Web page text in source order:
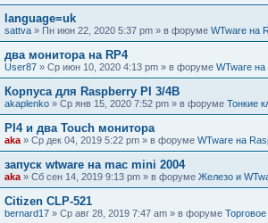
language=uk
sattva » Пн июн 22, 2020 5:37 pm » в форуме WTware на
два монитора на RP4
User87 » Ср июн 10, 2020 4:13 pm » в форуме WTware
Корпуса для Raspberry PI 3/4B
akaplenko » Ср янв 15, 2020 7:52 pm » в форуме Тонкие
PI4 и два Touch монитора
aka » Ср дек 04, 2019 5:22 pm » в форуме WTware на
запуск wtware на mac mini 2004
aka » Сб сен 14, 2019 9:13 pm » в форуме Железо и
Citizen CLP-521
bernard17 » Ср авг 28, 2019 7:47 am » в форуме